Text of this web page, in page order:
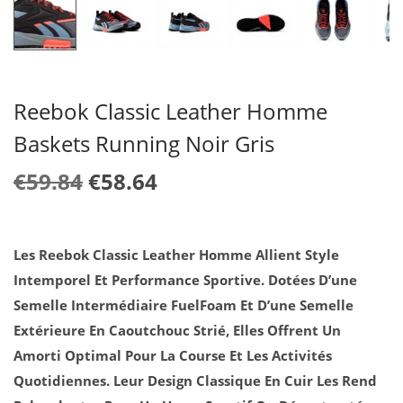
A
N
U
Reebok Classic Leather Homme
Baskets Running Noir Gris
€59.84L
R
I
X
I
N
I
€58.64L
R
I
X
A
C
T
Les Reebok Classic Leather Homme Allient Style
Intemporel Et Performance Sportive. Dotées D’une
Semelle Intermédiaire FuelFoam Et D’une Semelle
Extérieure En Caoutchouc Strié, Elles Offrent Un
Amorti Optimal Pour La Course Et Les Activités
Quotidiennes. Leur Design Classique En Cuir Les Rend